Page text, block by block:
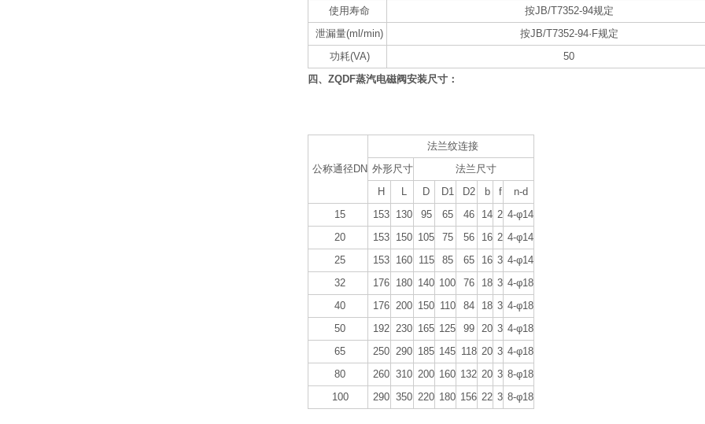
使用寿命
按JB/T7352-94规定
泄漏量(ml/min)
按JB/T7352-94·F规定
功耗(VA)
50
四、ZQDF蒸汽电磁阀安装尺寸：
公称通径DN
法兰纹连接
外形尺寸
法兰尺寸
H
L D D1 D2 b f
n-d
15
153 130 95 65 46 14 2 4-φ14
20
153 150 105 75 56 16 2 4-φ14
25
153 160 115 85 65 16 3 4-φ14
32
176 180 140 100 76 18 3 4-φ18
40
176 200 150 110 84 18 3 4-φ18
50
192 230 165 125 99 20 3 4-φ18
65
250 290 185 145 118 20 3 4-φ18
80
260 310 200 160 132 20 3 8-φ18
100
290 350 220 180 156 22 3 8-φ18